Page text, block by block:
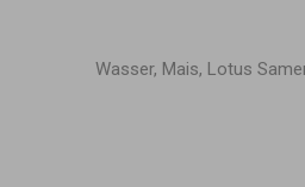
Wasser, Mais, Lotus